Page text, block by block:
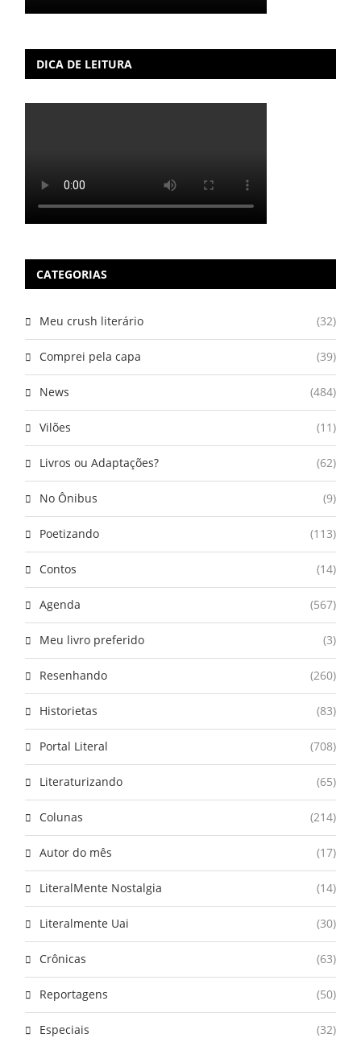
DICA DE LEITURA
CATEGORIAS
Meu crush literário (32)
Comprei pela capa (39)
News (484)
Vilões (11)
Livros ou Adaptações? (62)
No Ônibus (9)
Poetizando (113)
Contos (14)
Agenda (567)
Meu livro preferido (3)
Resenhando (260)
Historietas (83)
Portal Literal (708)
Literaturizando (65)
Colunas (214)
Autor do mês (17)
LiteralMente Nostalgia (14)
Literalmente Uai (30)
Crônicas (63)
Reportagens (50)
Especiais (32)